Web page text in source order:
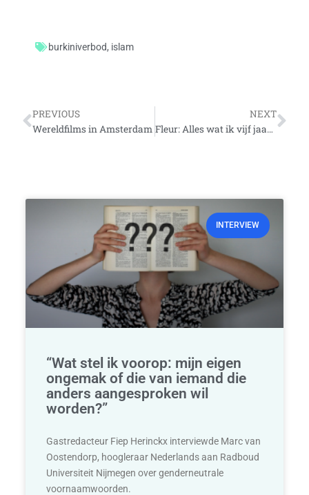
burkiniverbod, islam
Vorige
PREVIOUS
Wereldfilms in Amsterdam
NEXT
Fleur: Alles wat ik vijf jaar geleden had willen horen
INTERVIEW
“Wat stel ik voorop: mijn eigen
ongemak of die van iemand die
anders aangesproken wil
worden?”
Gastredacteur Fiep Herinckx interviewde Marc van
Oostendorp, hoogleraar Nederlands aan Radboud
Universiteit Nijmegen over genderneutrale
voornaamwoorden.